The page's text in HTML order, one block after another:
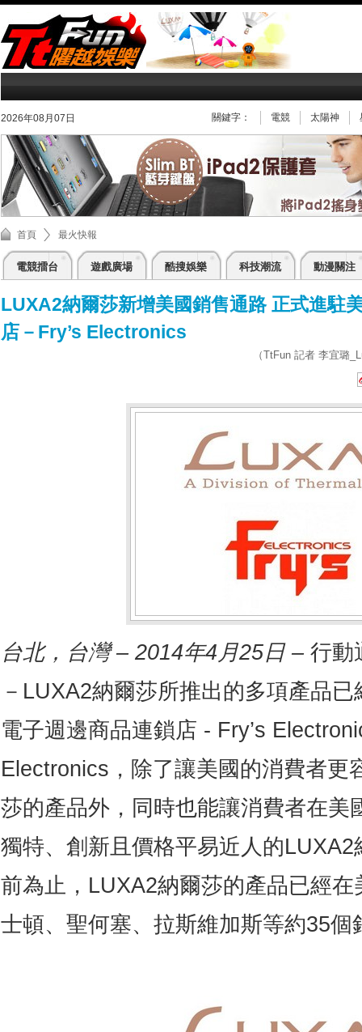
2026年08月07日 關鍵字： 電競 太陽神
首頁 最火快報
電競擂台 遊戲廣場 酷搜娛樂 科技潮流 動漫關注
LUXA2納爾莎新增美國銷售通路 正式進駐
店－Fry’s Electronics
（TtFun 記者 李宜璐
台北，台灣– 2014年4月25日– 行動
－LUXA2納爾莎所推出的多項產品
電子週邊商品連鎖店 - Fry’s
Electronics，除了讓美國的消費者更
莎的產品外，同時也能讓消費者在美
獨特、創新且價格平易近人的
前為止，LUXA2納爾莎的產品已經
士頓、聖何塞、拉斯維加斯等約35個